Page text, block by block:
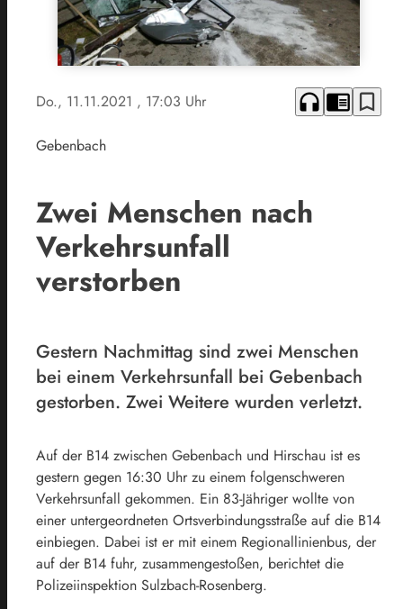
Do., 11.11.2021 , 17:03 Uhr headphones chrome_reader_mode bookmark_border
Gebenbach
Zwei Menschen nach
Verkehrsunfall
verstorben
Gestern Nachmittag sind zwei Menschen
bei einem Verkehrsunfall bei Gebenbach
gestorben. Zwei Weitere wurden verletzt.
Auf der B14 zwischen Gebenbach und Hirschau ist es
gestern gegen 16:30 Uhr zu einem folgenschweren
Verkehrsunfall gekommen. Ein 83-Jähriger wollte von
einer untergeordneten Ortsverbindungsstraße auf die B14
einbiegen. Dabei ist er mit einem Regionallinienbus, der
auf der B14 fuhr, zusammengestoßen, berichtet die
Polizeiinspektion Sulzbach-Rosenberg.